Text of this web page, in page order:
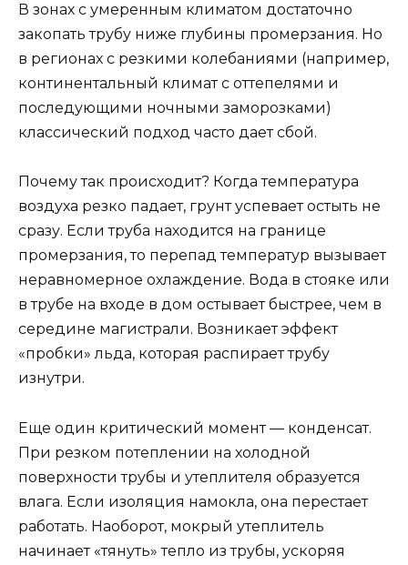
В зонах с умеренным климатом достаточно
закопать трубу ниже глубины промерзания. Но
в регионах с резкими колебаниями (например,
континентальный климат с оттепелями и
последующими ночными заморозками)
классический подход часто дает сбой.
Почему так происходит? Когда температура
воздуха резко падает, грунт успевает остыть не
сразу. Если труба находится на границе
промерзания, то перепад температур вызывает
неравномерное охлаждение. Вода в стояке или
в трубе на входе в дом остывает быстрее, чем в
середине магистрали. Возникает эффект
«пробки» льда, которая распирает трубу
изнутри.
Еще один критический момент — конденсат.
При резком потеплении на холодной
поверхности трубы и утеплителя образуется
влага. Если изоляция намокла, она перестает
работать. Наоборот, мокрый утеплитель
начинает «тянуть» тепло из трубы, ускоряя